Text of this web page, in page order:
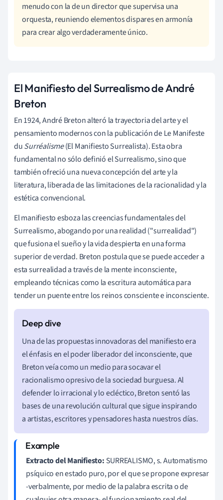
menudo con la de un director que supervisa una
orquesta, reuniendo elementos dispares en armonía
para crear algo verdaderamente único.
El Manifiesto del Surrealismo de André
Breton
En 1924, André Breton alteró la trayectoria del arte y el
pensamiento modernos con la publicación de Le Manifeste
duSurréalisme(El Manifiesto Surrealista). Esta obra
fundamental no sólo definió el Surrealismo, sino que
también ofreció una nueva concepción del arte y la
literatura, liberada de las limitaciones de la racionalidad y la
estética convencional.
El manifiesto esboza las creencias fundamentales del
Surrealismo, abogando por una realidad ("surrealidad")
que fusiona el sueño y la vida despierta en una forma
superior de verdad. Breton postula que se puede acceder a
esta surrealidad a través de la mente inconsciente,
empleando técnicas como la escritura automática para
tender un puente entre los reinos consciente e inconsciente.
Una de las propuestas innovadoras del manifiesto era
el énfasis en el poder liberador del inconsciente, que
Breton veía como un medio para socavar el
racionalismo opresivo de la sociedad burguesa. Al
defender lo irracional y lo ecléctico, Breton sentó las
bases de una revolución cultural que sigue inspirando
a artistas, escritores y pensadores hasta nuestros días.
Extracto del Manifiesto: SURREALISMO, s. Automatismo
psíquico en estado puro, por el que se propone expresar
-verbalmente, por medio de la palabra escrita o de